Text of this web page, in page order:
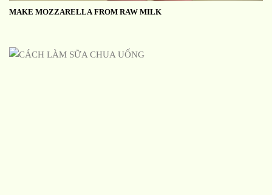
MAKE MOZZARELLA FROM RAW MILK